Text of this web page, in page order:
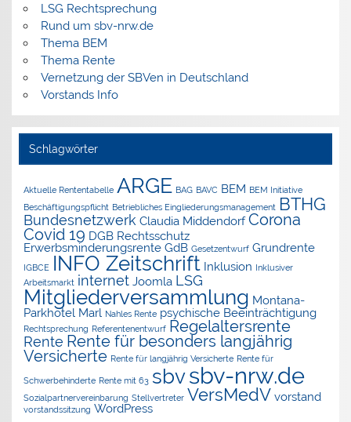
LSG Rechtsprechung
Rund um sbv-nrw.de
Thema BEM
Thema Rente
Vernetzung der SBVen in Deutschland
Vorstands Info
Schlagwörter
Aktuelle Rententabelle ARGE BAG BAVC BEM BEM Initiative
Beschäftigungspflicht Betriebliches Eingliederungsmanagement BTHG
Bundesnetzwerk Claudia Middendorf Corona
Covid 19 DGB Rechtsschutz
Erwerbsminderungsrente GdB Gesetzentwurf Grundrente
IGBCE INFO Zeitschrift Inklusion Inklusiver
Arbeitsmarkt internet Joomla LSG
Mitgliederversammlung Montana-
Parkhotel Marl Nahles Rente psychische Beeinträchtigung
Rechtsprechung Referentenentwurf Regelaltersrente
Rente Rente für besonders langjährig
Versicherte Rente für langjährig Versicherte Rente für
Schwerbehinderte Rente mit 63 sbvsbv-nrw.de
Sozialpartnervereinbarung Stellvertreter VersMedV vorstand
vorstandssitzung WordPress